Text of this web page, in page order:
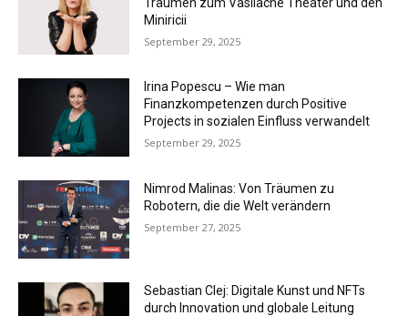
Miniricii
September 29, 2025
Irina Popescu – Wie man
Finanzkompetenzen durch Positive
Projects in sozialen Einfluss verwandelt
September 29, 2025
Nimrod Malinas: Von Träumen zu
Robotern, die die Welt verändern
September 27, 2025
Sebastian Clej: Digitale Kunst und NFTs
durch Innovation und globale Leitung